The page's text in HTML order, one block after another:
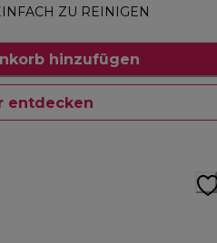
ZU REINIGEN
hinzufügen
entdecken